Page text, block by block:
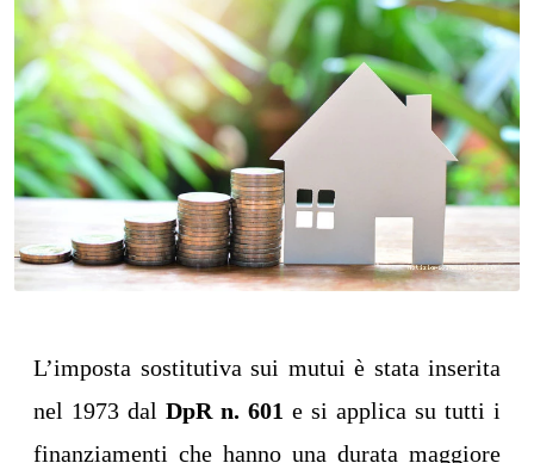
L’imposta sostitutiva sui mutui è stata inserita
nel 1973 dal DpR n. 601 e si applica su tutti i
finanziamenti che hanno una durata maggiore